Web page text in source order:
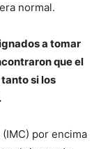
normal.
a tomar
que el
si los
por encima